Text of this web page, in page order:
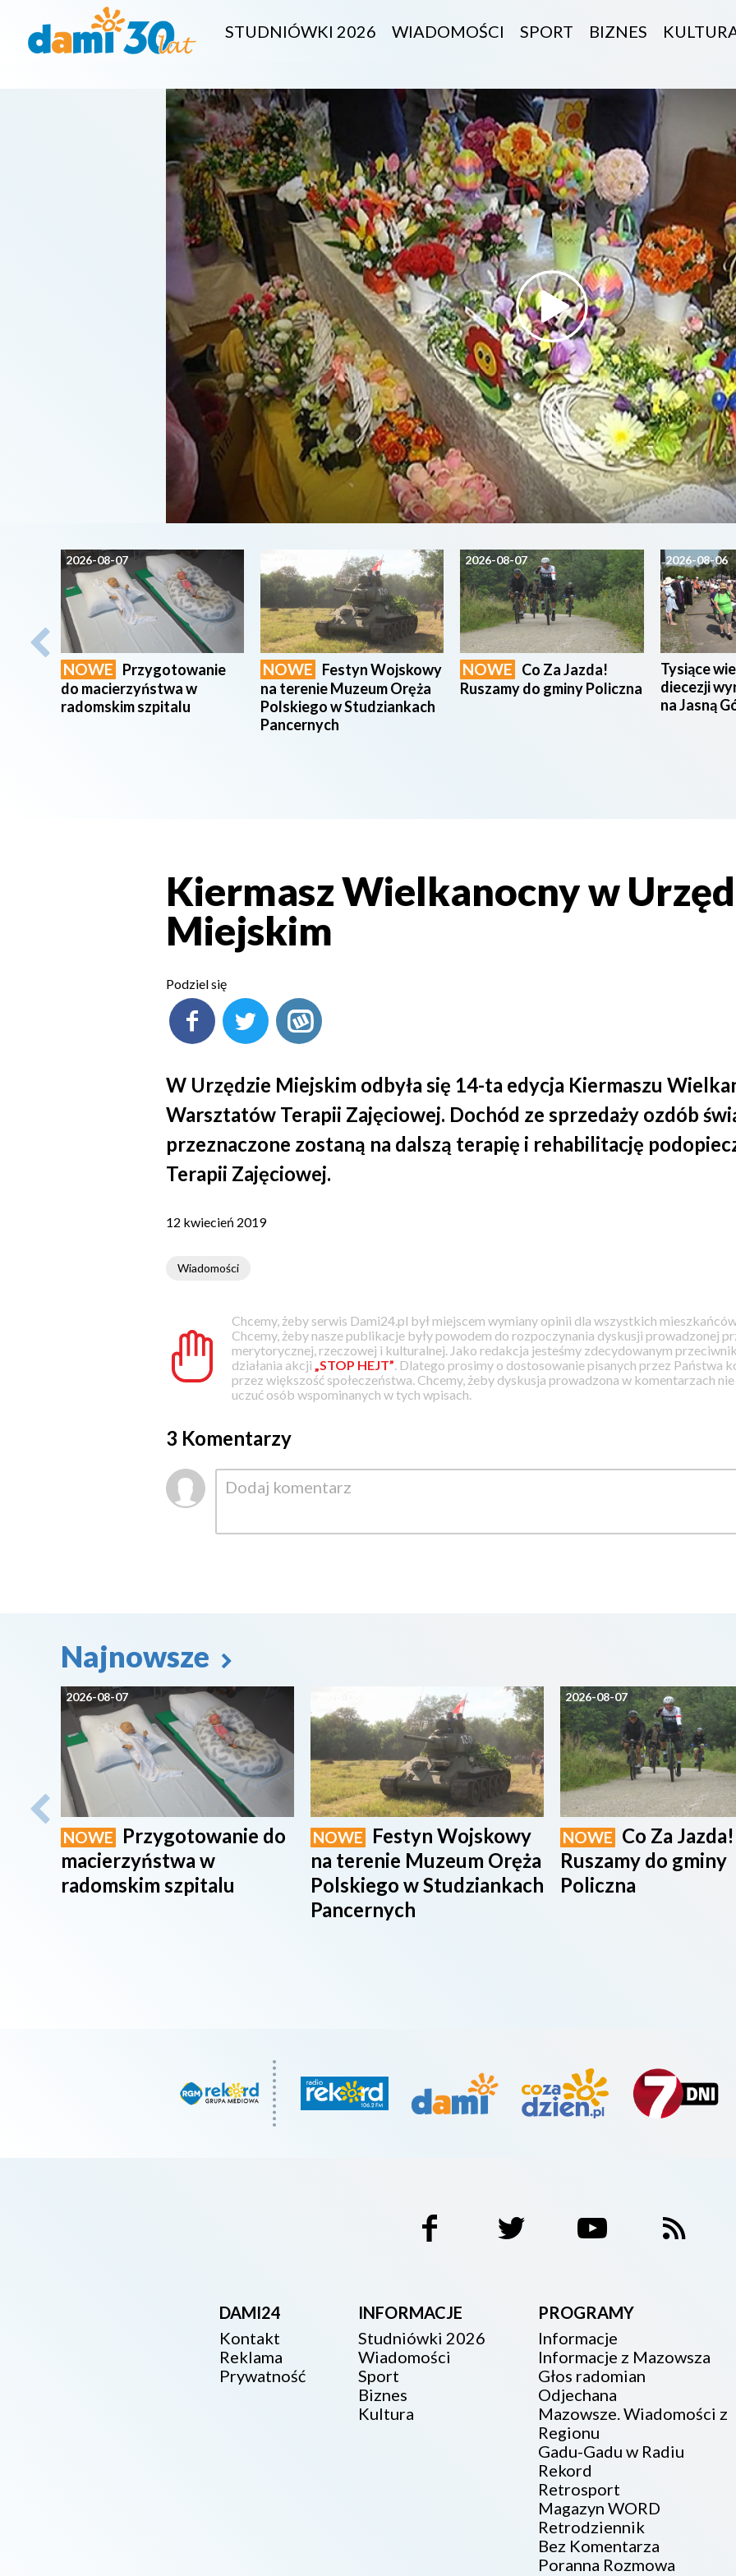
STUDNIÓWKI 2026 WIADOMOŚCI SPORT BIZNES
2026-08-07
NOWE Przygotowanie
do macierzyństwa w
radomskim szpitalu
NOWE Festyn Wojskowy
na terenie Muzeum Oręża
Polskiego w Studziankach
Pancernych
2026-08-07
NOWE Co Za Jazda!
Ruszamy do gminy Policzna
2026-08-06
Tysiące
diecezji
na Jasną
Kiermasz Wielkanocny w
Miejskim
Podziel się
W Urzędzie Miejskim odbyła się 14-ta edycja Kiermaszu
Warsztatów Terapii Zajęciowej. Dochód ze sprzedaży ozdób
przeznaczone zostaną na dalszą terapię i rehabilitację
Terapii Zajęciowej.
12 kwiecień 2019
Wiadomości
Chcemy, żeby serwis Dami24.pl był miejscem wymiany opinii dla wszystkich
Chcemy, żeby nasze publikacje były powodem do rozpoczynania dyskusji prowadzonej
merytorycznej, rzeczowej i kulturalnej. Jako redakcja jesteśmy zdecydowanym
działania akcji „STOP HEJT” . Dlatego prosimy o dostosowanie pisanych przez Państwa
przez większość społeczeństwa. Chcemy, żeby dyskusja prowadzona w komentarzach
uczuć osób wspominanych w tych wpisach.
3 Komentarzy
Najnowsze
2026-08-07
NOWE
Przygotowanie do
macierzyństwa w
radomskim szpitalu
NOWE
Festyn Wojskowy
na terenie Muzeum Oręża
Polskiego w Studziankach
Pancernych
2026-08-07
NOWE Co Za Jazda!
Ruszamy do gminy
Policzna
DAMI24
Kontakt
Reklama
Prywatność
INFORMACJE
Studniówki 2026
Wiadomości
Sport
Biznes
Kultura
PROGRAMY
Informacje
Informacje z Mazowsza
Głos radomian
Odjechana
Mazowsze. Wiadomości z
Regionu
Gadu-Gadu w Radiu
Rekord
Retrosport
Magazyn WORD
Retrodziennik
Bez Komentarza
Poranna Rozmowa